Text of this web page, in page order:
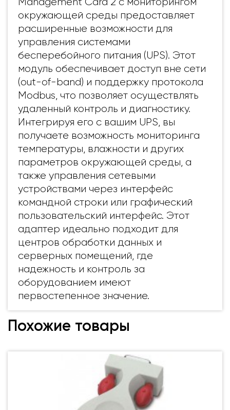
окружающей среды предоставляет
расширенные возможности для
управления системами
бесперебойного питания (UPS). Этот
модуль обеспечивает доступ вне сети
(out-of-band) и поддержку протокола
Modbus, что позволяет осуществлять
удаленный контроль и диагностику.
Интегрируя его с вашим UPS, вы
получаете возможность мониторинга
температуры, влажности и других
параметров окружающей среды, а
также управления сетевыми
устройствами через интерфейс
командной строки или графический
пользовательский интерфейс. Этот
адаптер идеально подходит для
центров обработки данных и
серверных помещений, где
надежность и контроль за
оборудованием имеют
первостепенное значение.
Похожие товары